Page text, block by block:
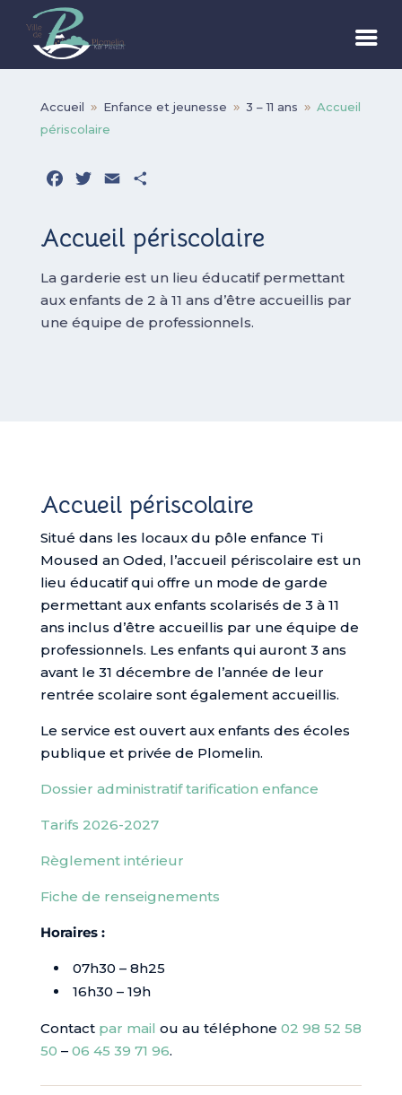
Accueil 9 Enfance et jeunesse 9 3 – 11 ans 9 Accueil
périscolaire
Facebook
Twitter
Email
Accueil périscolaire
La garderie est un lieu éducatif permettant
aux enfants de 2 à 11 ans d’être accueillis par
une équipe de professionnels.
Accueil périscolaire
Situé dans les locaux du pôle enfance Ti
Moused an Oded, l’accueil périscolaire est un
lieu éducatif qui offre un mode de garde
permettant aux enfants scolarisés de 3 à 11
ans inclus d’être accueillis par une équipe de
professionnels. Les enfants qui auront 3 ans
avant le 31 décembre de l’année de leur
rentrée scolaire sont également accueillis.
Le service est ouvert aux enfants des écoles
publique et privée de Plomelin.
Dossier administratif tarification enfance
Tarifs 2026-2027
Règlement intérieur
Fiche de renseignements
Horaires :
07h30 – 8h25
16h30 – 19h
Contact par mail ou au téléphone 02 98 52 58
50 – 06 45 39 71 96.